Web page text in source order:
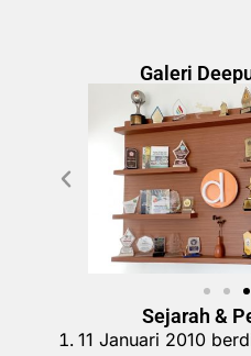
Galeri
Sejarah &
11 Januari 2010